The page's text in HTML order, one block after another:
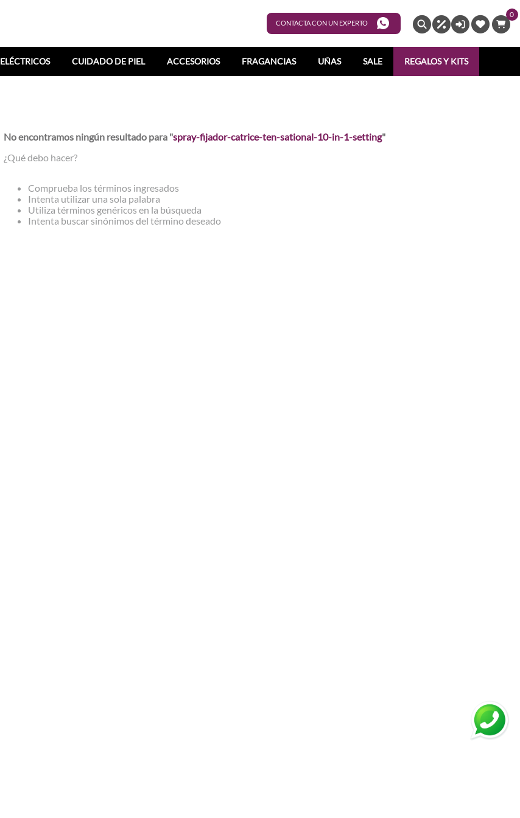
CONTACTA CON UN EXPERTO
0
ELÉCTRICOS CUIDADO DE PIEL ACCESORIOS FRAGANCIAS UÑAS SALE REGALOS Y KITS
No encontramos ningún resultado para "spray-fijador-catrice-ten-sational-10-in-1-setting"
¿Qué debo hacer?
Comprueba los términos ingresados
Intenta utilizar una sola palabra
Utiliza términos genéricos en la búsqueda
Intenta buscar sinónimos del término deseado